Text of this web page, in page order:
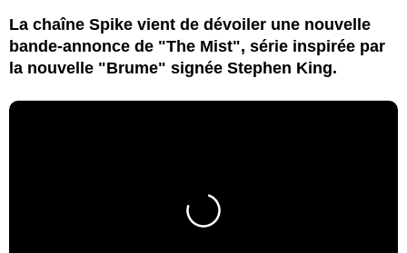
La chaîne Spike vient de dévoiler une nouvelle
bande-annonce de "The Mist", série inspirée par
la nouvelle "Brume" signée Stephen King.